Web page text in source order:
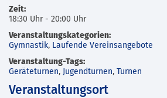
Zeit:
18:30 Uhr - 20:00 Uhr
Veranstaltungskategorien:
Gymnastik, Laufende Vereinsangebote
Veranstaltung-Tags:
Geräteturnen, Jugendturnen, Turnen
Veranstaltungsort